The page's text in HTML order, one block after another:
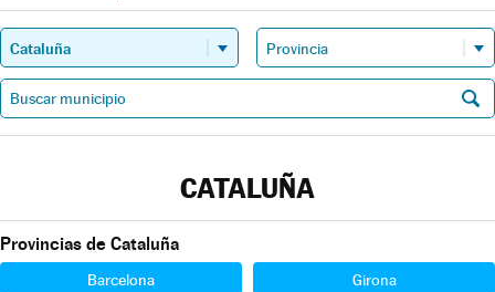
CATALUÑA
Provincias de Cataluña
Barcelona Girona